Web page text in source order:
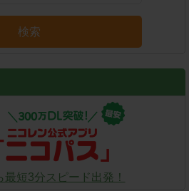
検索
短3分スピード出発！